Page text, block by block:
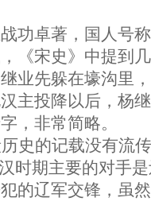
功卓著，国人号
《宋史》中提到
业先躲在壕沟里
主投降以后，杨
，非常简略。
史的记载没有流
时期主要的对手
的辽军交锋，虽